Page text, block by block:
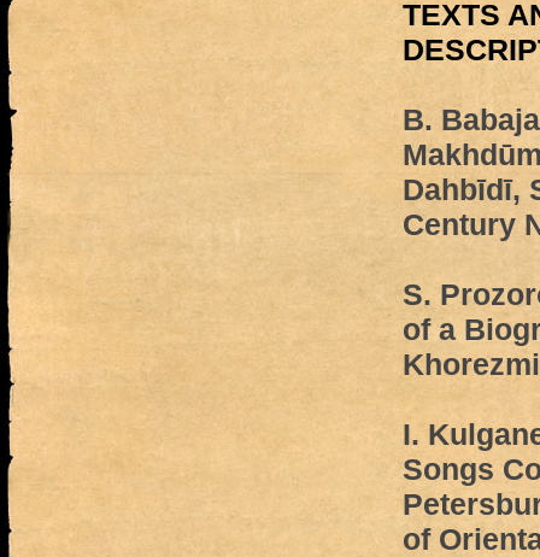
TEXTS
B.
Dahbīdī,
Century
S.
of a
I.
Songs
of